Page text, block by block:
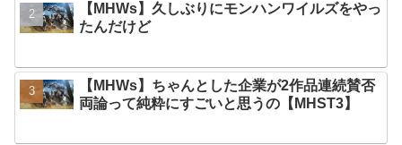
【MHWs】久しぶりにモンハンワイルズをやっ
たんだけど
【MHWs】ちゃんとした企業が2作品連続賛否
両論って純粋にすごいと思うの【MHST3】